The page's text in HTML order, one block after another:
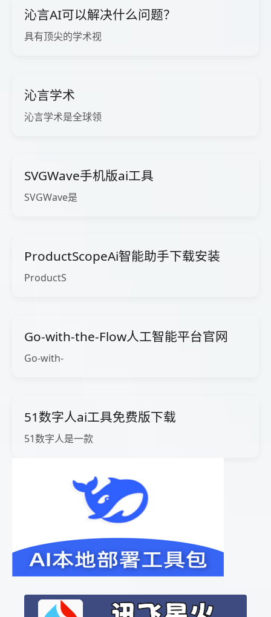
沁言AI可以解决什么问题？
具有顶尖的学术视
沁言学术
沁言学术是全球领
SVGWave手机版ai工具
SVGWave是
ProductScopeAi智能助手下载安装
ProductS
Go-with-the-Flow人工智能平台官网
Go-with-
51数字人ai工具免费版下载
51数字人是一款